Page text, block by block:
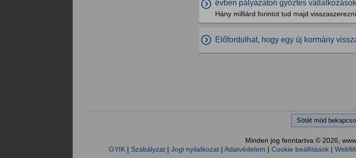
évben pályázaton győztes
Hány milliárd forintot tud majd
Előfordulhat, hogy egy új kormány
Sötét mód
Minden jog fenntartva © 2026,
GYIK| Szabályzat| Jogi nyilatkozat| Adatvédelem | Cookie beállítások|